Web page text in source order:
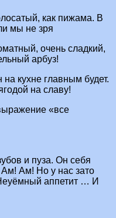
как пижама. В
мы не зря
очень сладкий,
арбуз!
кухне главным будет.
на славу!
«все
и пуза. Он себя
Ам! Но у нас зато
аппетит … И